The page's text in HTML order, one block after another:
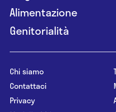
Alimentazione
Genitorialità
Chi siamo
Contattaci
Privacy